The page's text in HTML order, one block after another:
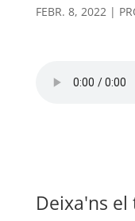
FEBR. 8, 2022|
Deixa'ns